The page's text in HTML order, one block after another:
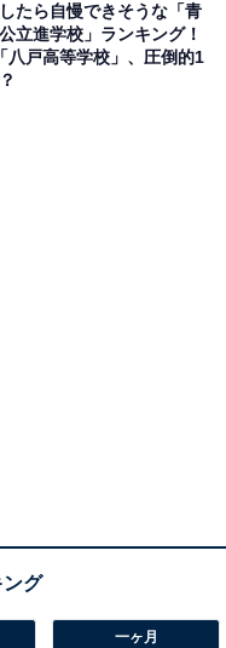
たら自慢できそうな「青
立進学校」ランキング！
八戸高等学校」、圧倒的1
一ヶ月